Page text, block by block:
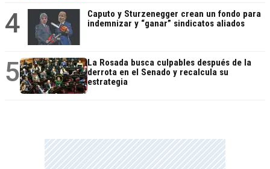
4
Caputo y Sturzenegger crean un fondo para
indemnizar y “ganar” sindicatos aliados
5
La Rosada busca culpables después de la
derrota en el Senado y recalcula su
estrategia